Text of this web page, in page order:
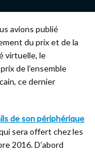
avions publié
du prix et de la
virtuelle, le
de l’ensemble
ce dernier
de son périphérique
sera offert chez les
2016. D’abord